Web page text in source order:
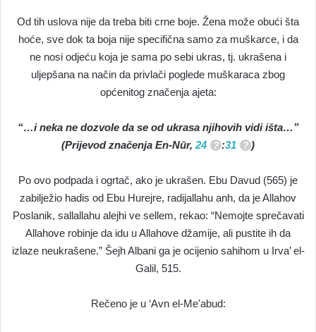
Od tih uslova nije da treba biti crne boje. Žena može obući šta
hoće, sve dok ta boja nije specifična samo za muškarce, i da
ne nosi odjeću koja je sama po sebi ukras, tj. ukrašena i
uljepšana na način da privlači poglede muškaraca zbog
općenitog značenja ajeta:
“…i neka ne dozvole da se od ukrasa njihovih vidi išta…”
(Prijevod značenja En-Nūr, 24 :31 )
Po ovo podpada i ogrtač, ako je ukrašen. Ebu Davud (565) je
zabilježio hadis od Ebu Hurejre, radijallahu anh, da je Allahov
Poslanik, sallallahu alejhi ve sellem, rekao: “Nemojte sprečavati
Allahove robinje da idu u Allahove džamije, ali pustite ih da
izlaze neukrašene.” Šejh Albani ga je ocijenio sahihom u Irva’ el-
Galil, 515.
Rečeno je u ‘Avn el-Me'abud: